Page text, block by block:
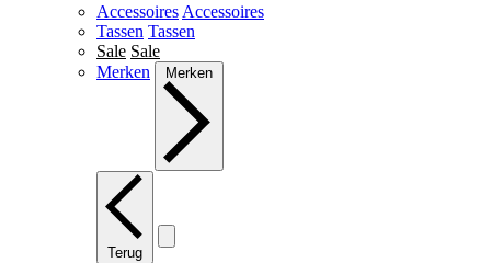
Accessoires Accessoires
Tassen Tassen
Sale Sale
Merken
Merken
Terug